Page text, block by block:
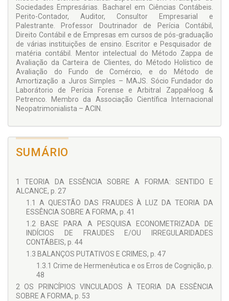
Sociedades Empresárias. Bacharel em Ciências Contábeis.
Perito-Contador, Auditor, Consultor Empresarial e
Palestrante. Professor Doutrinador de Perícia Contábil,
Direito Contábil e de Empresas em cursos de pós-graduação
de várias instituições de ensino. Escritor e Pesquisador de
matéria contábil. Mentor intelectual do Método Zappa de
Avaliação da Carteira de Clientes, do Método Holístico de
Avaliação do Fundo de Comércio, e do Método de
Amortização a Juros Simples – MAJS. Sócio Fundador do
Laborátorio de Perícia Forense e Arbitral ZappaHoog &
Petrenco. Membro da Associação Científica Internacional
Neopatrimonialista – ACIN.
SUMÁRIO
1 TEORIA DA ESSÊNCIA SOBRE A FORMA: SENTIDO E
ALCANCE, p. 27
1.1 A QUESTÃO DAS FRAUDES À LUZ DA TEORIA DA
ESSÊNCIA SOBRE A FORMA, p. 41
1.2 BASE PARA A PESQUISA ECONOMETRIZADA DE
INDÍCIOS DE FRAUDES E/OU IRREGULARIDADES
CONTÁBEIS, p. 44
1.3 BALANÇOS PUTATIVOS E CRIMES, p. 47
1.3.1 Crime de Hermenêutica e os Erros de Cognição, p.
48
2 OS PRINCÍPIOS VINCULADOS À TEORIA DA ESSÊNCIA
SOBRE A FORMA, p. 53